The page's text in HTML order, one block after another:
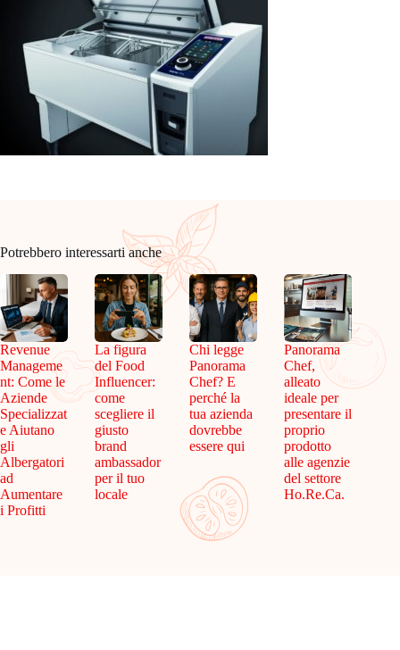
Potrebbero interessarti anche
Revenue
Manageme
nt: Come le
Aziende
Specializzat
e Aiutano
gli
Albergatori
ad
Aumentare
i Profitti
La figura
del Food
Influencer:
come
scegliere il
giusto
brand
ambassador
per il tuo
locale
Chi legge
Panorama
Chef? E
perché la
tua azienda
dovrebbe
essere qui
Panorama
Chef,
alleato
ideale per
presentare il
proprio
prodotto
alle agenzie
del settore
Ho.Re.Ca.